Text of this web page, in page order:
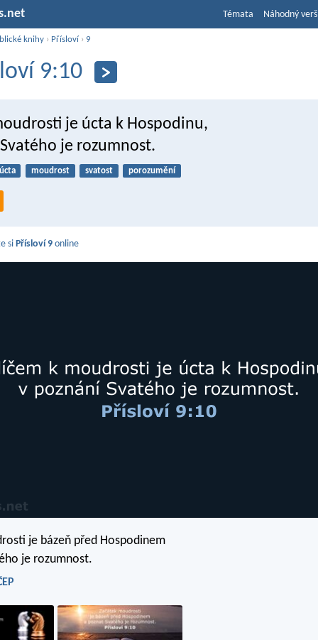
Témata Náhodný verš
knihy › Přísloví› 9
9:10
je úcta k Hospodinu,
je rozumnost.
moudrost svatost porozumění
siPřísloví 9 online
je bázeň před Hospodinem
je rozumnost.